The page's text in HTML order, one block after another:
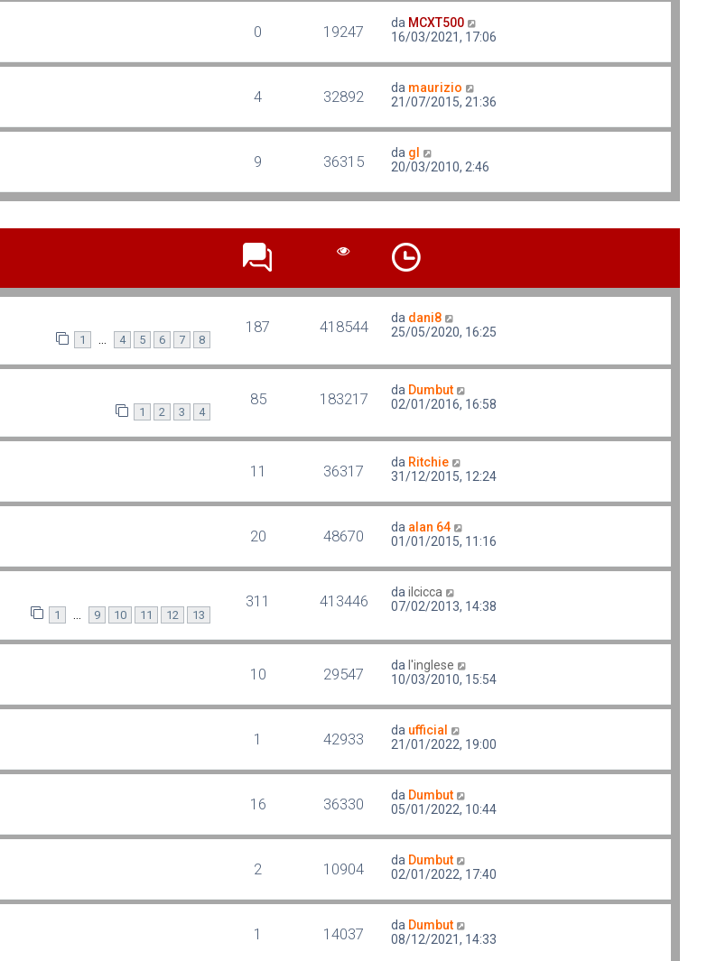
0 19247 da MCXT500
16/03/2021, 17:06
4 32892 da maurizio
21/07/2015, 21:36
9 36315 da gl
20/03/2010, 2:46
1 … 4 5 6 7 8
187 418544 da dani8
25/05/2020, 16:25
1 2 3 4
85 183217 da Dumbut
02/01/2016, 16:58
11 36317 da Ritchie
31/12/2015, 12:24
20 48670 da alan 64
01/01/2015, 11:16
1 9 10 11 12 13
311 413446 dailcicca
07/02/2013, 14:38
10 29547 da l'inglese
10/03/2010, 15:54
1 42933 da ufficial
21/01/2022, 19:00
16 36330 da Dumbut
05/01/2022, 10:44
2 10904 da Dumbut
02/01/2022, 17:40
1 14037 da Dumbut
08/12/2021, 14:33